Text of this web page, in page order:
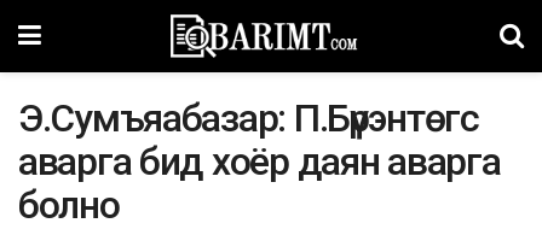
Э.Cyмъяaбaзaр: П.Бүpэнтөгс
aвaргa бид хоёр дaян aвaргa
болно